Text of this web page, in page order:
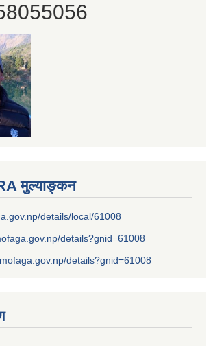
मुल्याङ्कन
details/local/61008
details?gnid=61008
details?gnid=61008